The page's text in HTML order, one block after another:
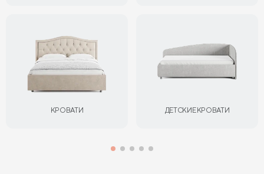
КРОВАТИ ДЕТСКИЕ КРОВАТИ